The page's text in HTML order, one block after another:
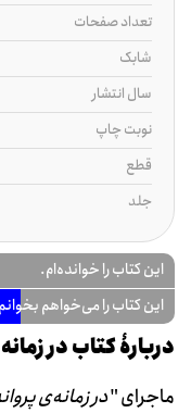
تعداد صفحات
شابک
سال انتشار
نوبت چاپ
قطع
جلد
این کتاب را خوانده‌ام.
این کتاب را می‌خواهم
دربارۀ کتاب در
ماجرای "در زمانه‌ی